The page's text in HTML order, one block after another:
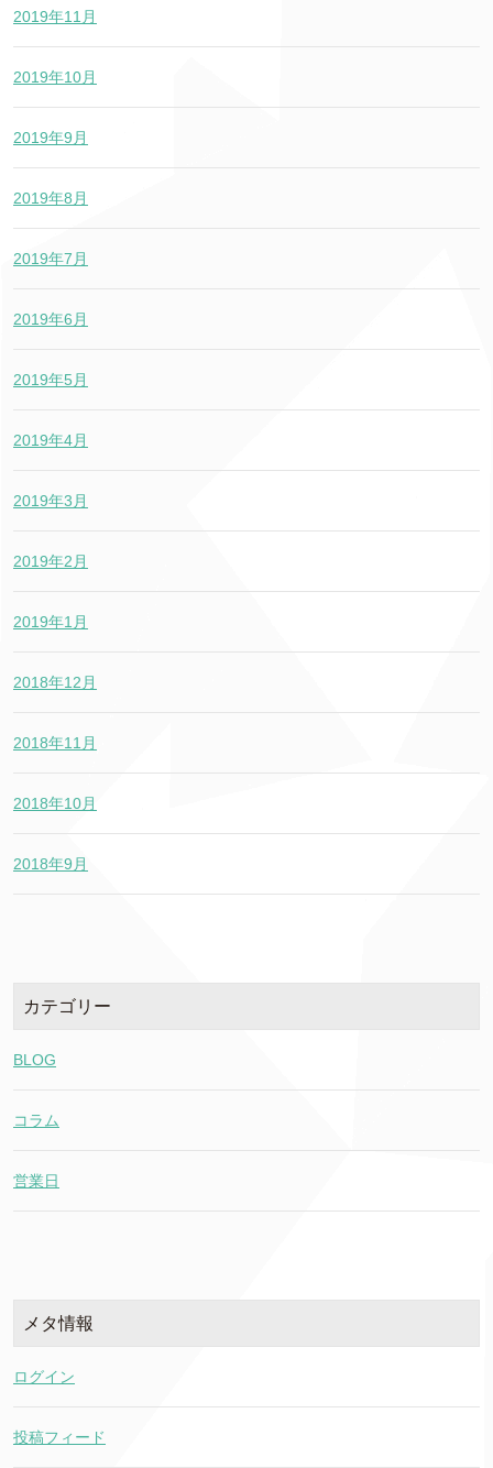
2019年11月
2019年10月
2019年9月
2019年8月
2019年7月
2019年6月
2019年5月
2019年4月
2019年3月
2019年2月
2019年1月
2018年12月
2018年11月
2018年10月
2018年9月
カテゴリー
BLOG
コラム
営業日
メタ情報
ログイン
投稿フィード